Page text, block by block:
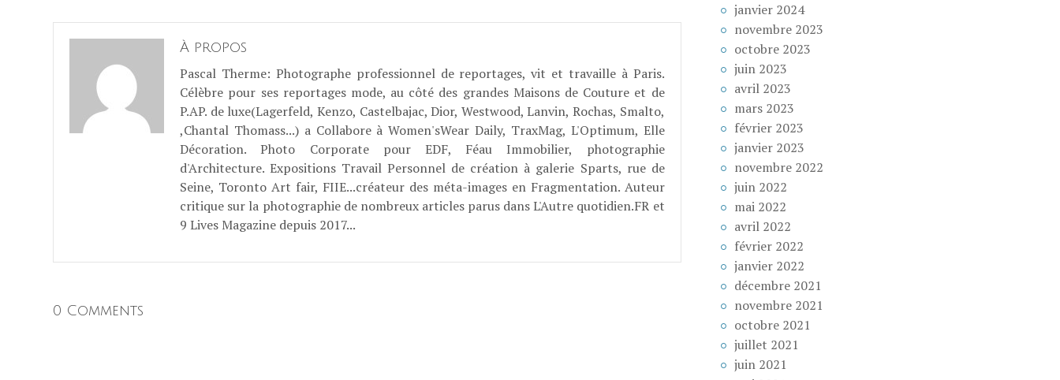
À propos
Pascal Therme: Photographe professionnel de reportages, vit et travaille à Paris.
Célèbre pour ses reportages mode, au côté des grandes Maisons de Couture et de
P.AP. de luxe(Lagerfeld, Kenzo, Castelbajac, Dior, Westwood, Lanvin, Rochas, Smalto,
,Chantal Thomass...) a Collabore à Women'sWear Daily, TraxMag, L'Optimum, Elle
Décoration. Photo Corporate pour EDF, Féau Immobilier, photographie
d'Architecture. Expositions Travail Personnel de création à galerie Sparts, rue de
Seine, Toronto Art fair, FIIE...créateur des méta-images en Fragmentation. Auteur
critique sur la photographie de nombreux articles parus dans L'Autre quotidien.FR et
9 Lives Magazine depuis 2017...
0 Comments
janvier 2024
novembre 2023
octobre 2023
juin 2023
avril 2023
mars 2023
février 2023
janvier 2023
novembre 2022
juin 2022
mai 2022
avril 2022
février 2022
janvier 2022
décembre 2021
novembre 2021
octobre 2021
juillet 2021
juin 2021